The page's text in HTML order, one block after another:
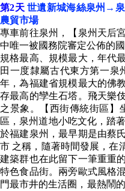
第2天世遺新城海絲泉州→
農貿市場
專車前往泉州，【泉州天后
中唯一被國務院審定公佈的
規格最高、規模最大，年代
田一度隸屬古代東方第一泉
年，為福建省規模最大的佛
存最高的孿生石塔。飛天樂
之景象。【西街傳統街區】
區，泉州道地小吃文化，踏
於福建泉州，最早期是由蔡
市 之稱，隨著時間發展，在
建築群也在此留下一筆重重
特色食品街。兩旁歐式風格
門最市井的生活圈，最熱鬧